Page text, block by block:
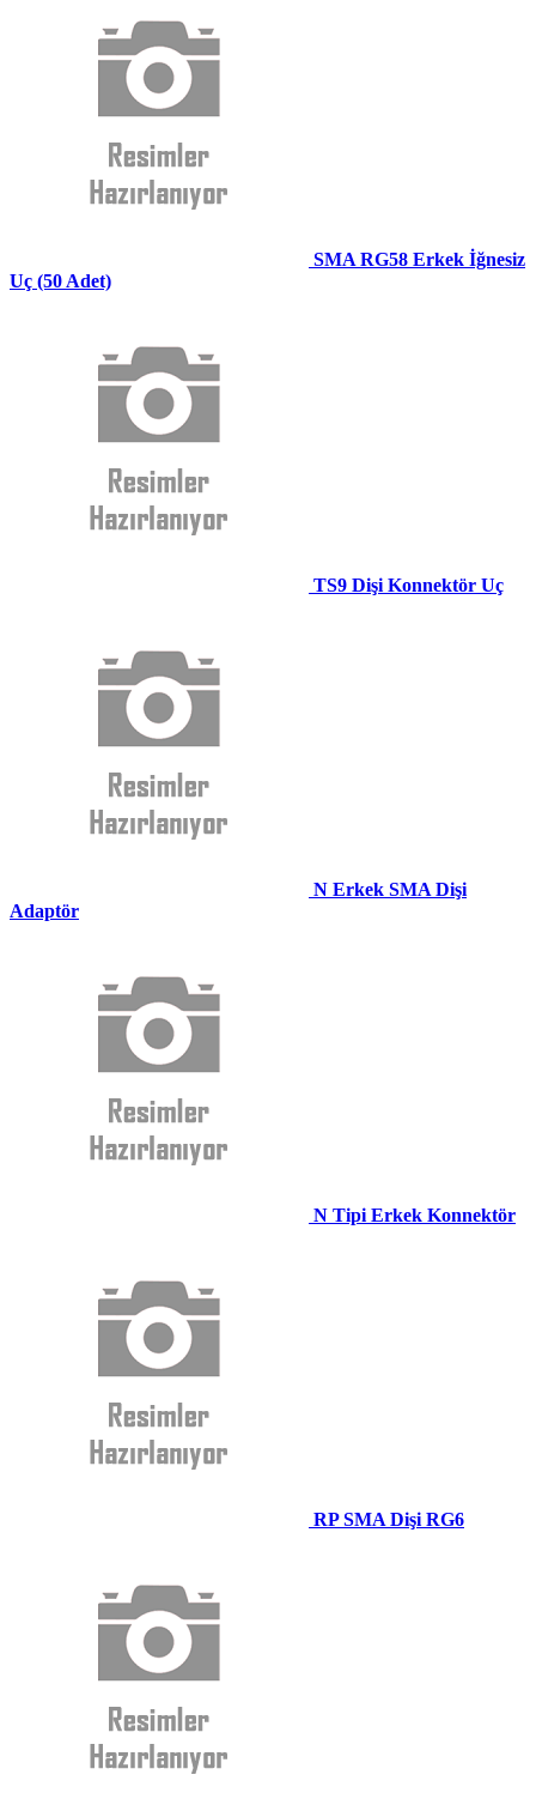
SMA RG58 Erkek İğnesiz
Uç (50 Adet)
TS9 Dişi Konnektör Uç
N Erkek SMA Dişi
Adaptör
N Tipi Erkek Konnektör
RP SMA Dişi RG6